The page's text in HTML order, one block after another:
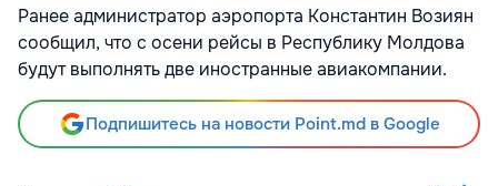
Ранее администратор аэропорта Константин Возиян
сообщил, что с осени рейсы в Республику Молдова
будут выполнять две иностранные авиакомпании.
Подпишитесь на новости Point.md в Google